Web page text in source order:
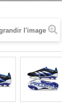
l'image